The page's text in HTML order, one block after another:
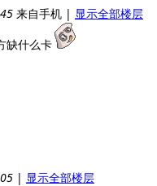
来自手机 | 显示全部楼层
缺什么卡
| 显示全部楼层